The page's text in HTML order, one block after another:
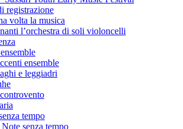
registrazione
volta la musica
l’orchestra di soli violoncelli
ensemble
e leggiadri
tempo
senza tempo